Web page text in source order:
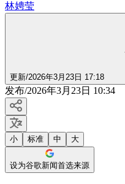
林娉莹
更新/2026年3月23日 17:18
发布/2026年3月23日 10:34
小 标准 中 大
设为谷歌新闻首选来源